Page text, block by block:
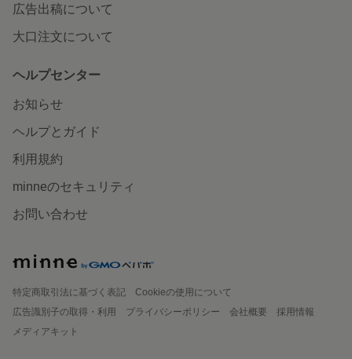
広告出稿について
大口注文について
ヘルプセンター
お知らせ
ヘルプとガイド
利用規約
minneのセキュリティ
お問い合わせ
特定商取引法に基づく表記
Cookieの使用について
広告識別子の取得・利用
プライバシーポリシー 会社概要
採用情報
メディアキット